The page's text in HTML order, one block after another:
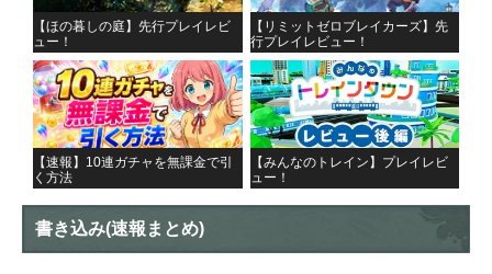
【ほの暮しの庭】先行プレイレビ
ュー！
【リミットゼロブレイカーズ】先
行プレイレビュー！
【速報】10連ガチャを無課金で引
く方法
【みんなのトレイン】プレイレビ
ュー！
書き込み(速報まとめ)